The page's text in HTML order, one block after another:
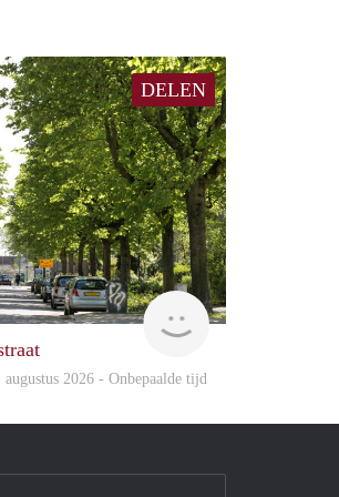
DELEN
Verhome
augustus 2026 - Onbepaalde tijd